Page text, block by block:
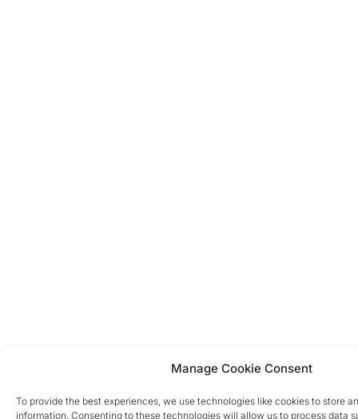
Manage Cookie Consent
To provide the best experiences, we use technologies like cookies to store
information. Consenting to these technologies will allow us to process data